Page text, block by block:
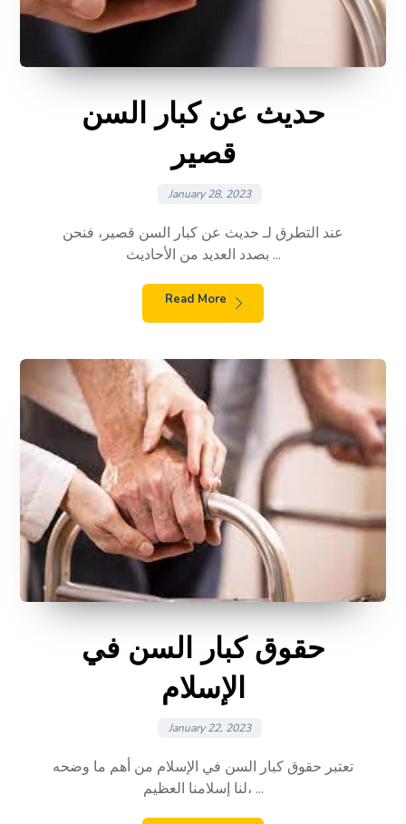
حديث عن كبار السن
قصير
January 28, 2023
عند التطرق لـ حديث عن كبار السن قصير، فنحن
بصدد العديد من الأحاديث ...
Read More
حقوق كبار السن في
الإسلام
January 22, 2023
تعتبر حقوق كبار السن في الإسلام من أهم ما وضحه
لنا إسلامنا العظيم، ...